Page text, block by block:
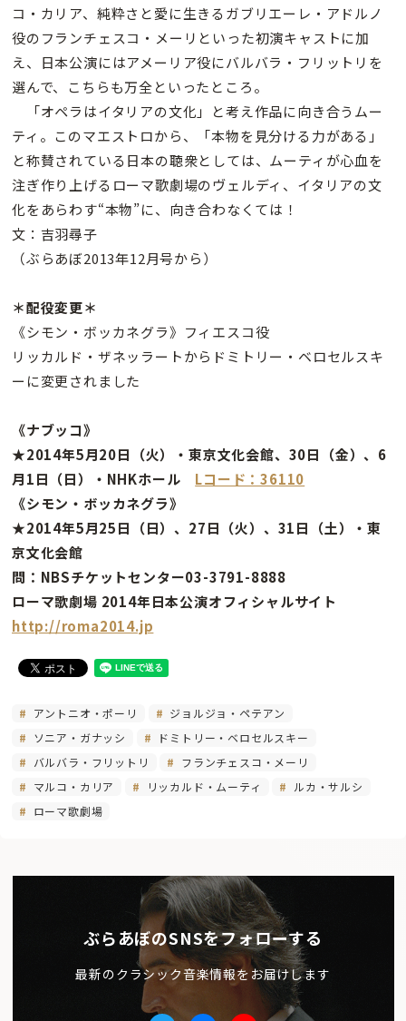
コ・カリア、純粋さと愛に生きるガブリエーレ・アドルノ
役のフランチェスコ・メーリといった初演キャストに加
え、日本公演にはアメーリア役にバルバラ・フリットリを
選んで、こちらも万全といったところ。
「オペラはイタリアの文化」と考え作品に向き合うムー
ティ。このマエストロから、「本物を見分ける力がある」
と称賛されている日本の聴衆としては、ムーティが心血を
注ぎ作り上げるローマ歌劇場のヴェルディ、イタリアの文
化をあらわす“本物”に、向き合わなくては！
文：吉羽尋子
（ぶらあぼ2013年12月号から）
＊配役変更＊
《シモン・ボッカネグラ》フィエスコ役
リッカルド・ザネッラートからドミトリー・ベロセルスキ
ーに変更されました
《ナブッコ》
★2014年5月20日（火）・東京文化会館、30日（金）、6
月1日（日）・NHKホール Lコード：36110
《シモン・ボッカネグラ》
★2014年5月25日（日）、27日（火）、31日（土）・東
京文化会館
問：NBSチケットセンター03-3791-8888
ローマ歌劇場 2014年日本公演オフィシャルサイト
http://roma2014.jp
アントニオ・ポーリ
ジョルジョ・ペテアン
ソニア・ガナッシ
ドミトリー・ベロセルスキー
バルバラ・フリットリ
フランチェスコ・メーリ
マルコ・カリア
リッカルド・ムーティ
ルカ・サルシ
ローマ歌劇場
ぶらあぼのSNSをフォローする
最新のクラシック音楽情報をお届けします